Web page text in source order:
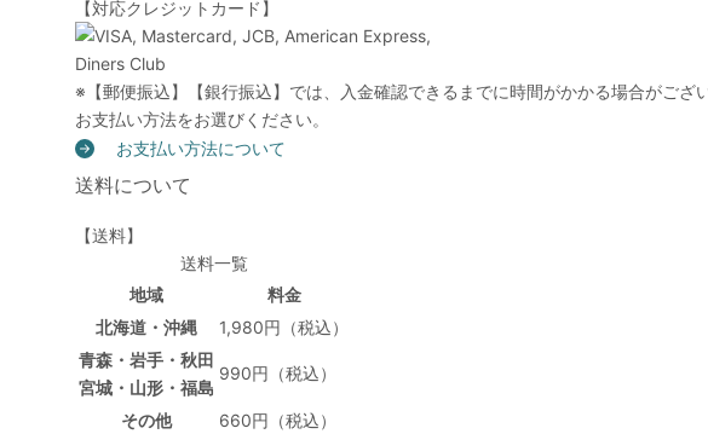
【対応クレジットカード】
※【郵便振込】【銀行振込】では、入金確認できるまでに時間がかかる場合がご
お支払い方法をお選びください。
お支払い方法について
送料について
【送料】
送料一覧
地域
料金
北海道・沖縄
1,980円（税込）
青森・岩手・秋田
宮城・山形・福島
990円（税込）
その他
660円（税込）